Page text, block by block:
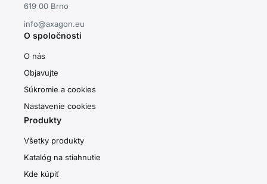
619 00 Brno
info@axagon.eu
O spoločnosti
O nás
Objavujte
Súkromie a cookies
Nastavenie cookies
Produkty
Všetky produkty
Katalóg na stiahnutie
Kde kúpiť